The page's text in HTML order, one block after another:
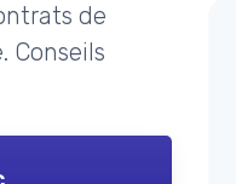
de
Conseils